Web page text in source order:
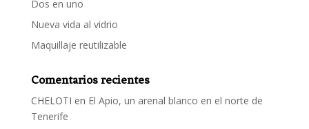
Dos en uno
Nueva vida al vidrio
Maquillaje reutilizable
Comentarios recientes
CHELOTI en El Apio, un arenal blanco en el norte de
Tenerife